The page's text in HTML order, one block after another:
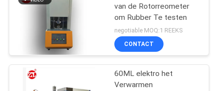
van de Rotorreometer
om Rubber Te testen
negotiable MOQ:1 REEKS
CONTACT
60ML elektro het
Verwarmen